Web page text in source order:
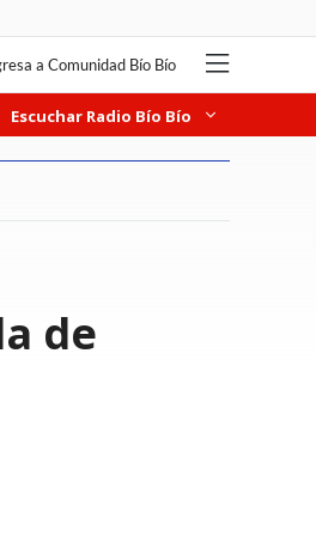
a Comunidad Bío Bío
Escuchar Radio Bío Bío
de